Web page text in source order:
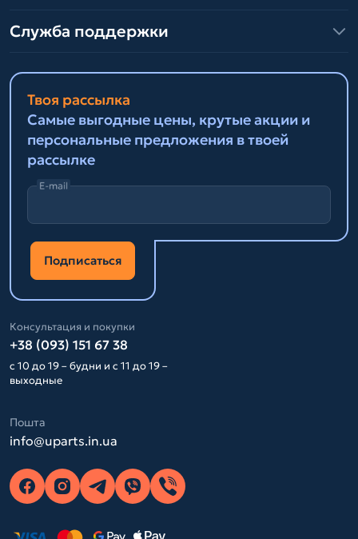
Служба поддержки
Твоя рассылка
Самые выгодные цены, крутые акции и
персональные предложения в твоей
рассылке
E-mail
Подписаться
Консультация и покупки
+38 (093) 151 67 38
с 10 до 19 – будни и с 11 до 19 –
выходные
Пошта
info@uparts.in.ua